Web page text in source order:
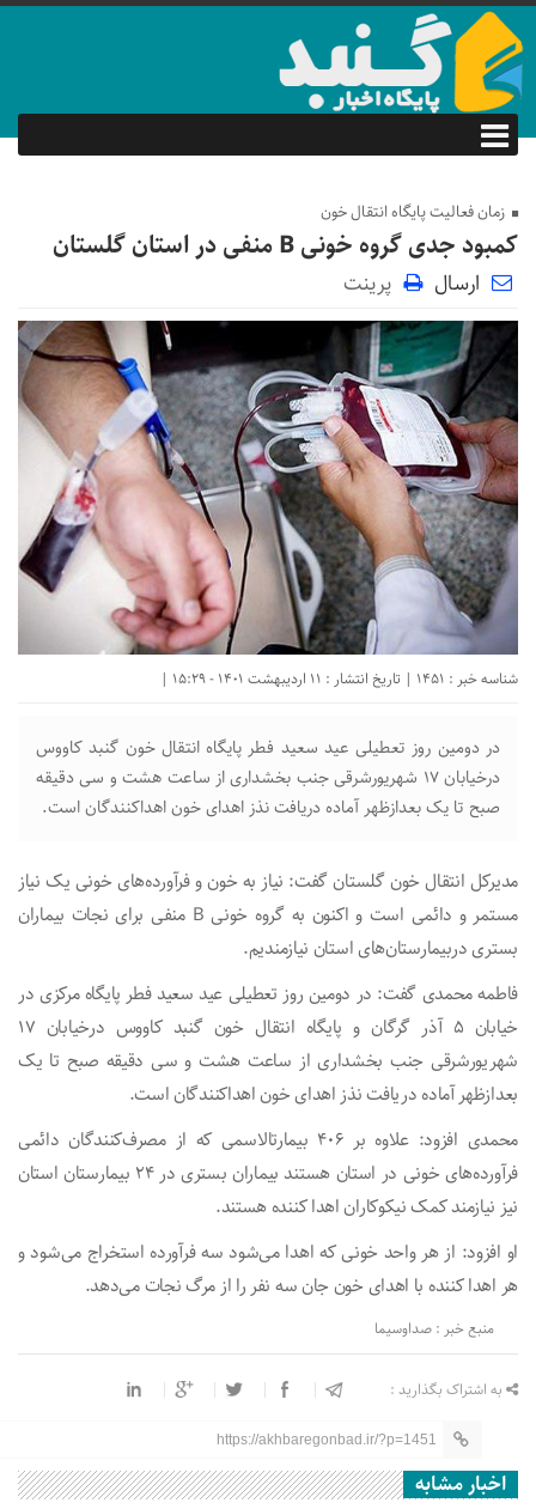
زمان فعالیت پایگاه انتقال خون
کمبود جدی گروه خونی B منفی در استان گلستان
ارسال پرینت
شناسه خبر : 1451 | تاریخ انتشار : 11 اردیبهشت 1401 - 15:29 |
در دومین روز تعطیلی عید سعید فطر پایگاه انتقال خون گنبد کاووس
درخیابان ۱۷ شهریورشرقی جنب بخشداری از ساعت هشت و سی دقیقه
صبح تا یک بعدازظهر آماده دریافت نذز اهدای خون اهداکنندگان است.
مدیرکل انتقال خون گلستان گفت: نیاز به خون و فرآورده‌های خونی یک نیاز
مستمر و دائمی است و اکنون به گروه خونی B منفی برای نجات بیماران
بستری دربیمارستان‌های استان نیازمندیم.
فاطمه محمدی گفت: در دومین روز تعطیلی عید سعید فطر پایگاه مرکزی در
خیابان ۵ آذر گرگان و پایگاه انتقال خون گنبد کاووس درخیابان ۱۷
شهریورشرقی جنب بخشداری از ساعت هشت و سی دقیقه صبح تا یک
بعدازظهر آماده دریافت نذز اهدای خون اهداکنندگان است.
محمدی افزود: علاوه بر ۴۰۶ بیمارتالاسمی که از مصرف‌کنندگان دائمی
فرآورده‌های خونی در استان هستند بیماران بستری در ۲۴ بیمارستان استان
نیز نیازمند کمک نیکوکاران اهدا کننده هستند.
او افزود: از هر واحد خونی که اهدا می‌شود سه فرآورده استخراج می‌شود و
هر اهدا کننده با اهدای خون جان سه نفر را از مرگ نجات می‌دهد.
منبع خبر : صداوسیما
به اشتراک بگذارید :
https://akhbaregonbad.ir/?p=1451
اخبار مشابه